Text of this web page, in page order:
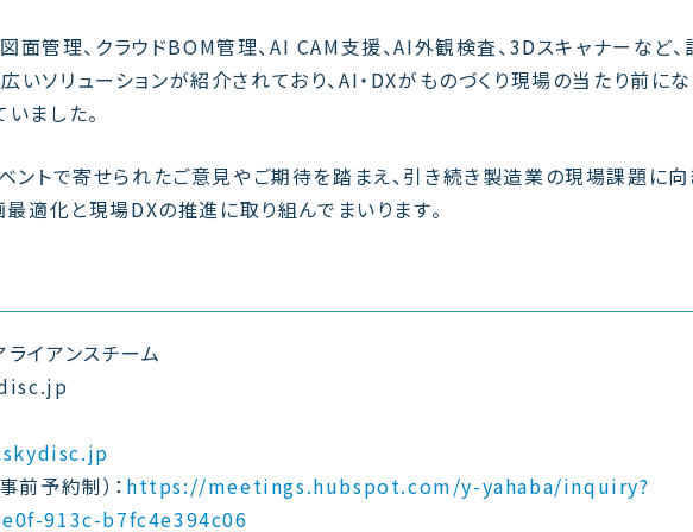
面管理、クラウドBOM管理、AI CAM支援、AI外観検査、3Dスキャナーなど、
ソリューションが紹介されており、AI・DXがものづくり現場の当たり前に
ました。
ントで寄せられたご意見やご期待を踏まえ、引き続き製造業の現場課題に
適化と現場DXの推進に取り組んでまいります。
イアンスチーム
前予約制）： https://meetings.hubspot.com/y-yahaba/inquiry?
913c-b7fc4e394c06